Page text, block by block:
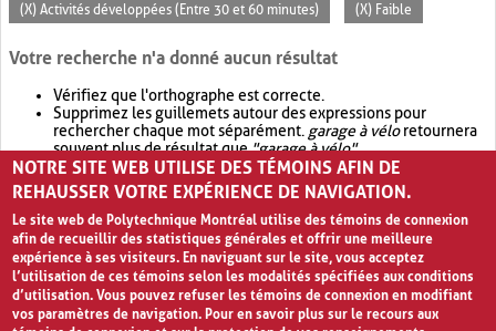
(X) Activités développées (Entre 30 et 60 minutes) (X) Faible
Votre recherche n'a donné aucun résultat
Vérifiez que l'orthographe est correcte.
Supprimez les guillemets autour des expressions pour
rechercher chaque mot séparément. garage à véloretournera
souvent plus de résultat que"garage à vélo".
Envisagez d'élargir votre recherche avec OR.garage OR vélo
retournera souvent plus de résultat quegarage à vélo
NOTRE SITE WEB UTILISE DES TÉMOINS AFIN DE
REHAUSSER VOTRE EXPÉRIENCE DE NAVIGATION.
Le site web de Polytechnique Montréal utilise des témoins de connexion
afin de recueillir des statistiques générales et offrir une meilleure
expérience à ses visiteurs. En naviguant sur le site, vous acceptez
l’utilisation de ces témoins selon les modalités spécifiées aux conditions
d’utilisation. Vous pouvez refuser les témoins de connexion en modifiant
vos paramètres de navigation. Pour en savoir plus sur le recours aux